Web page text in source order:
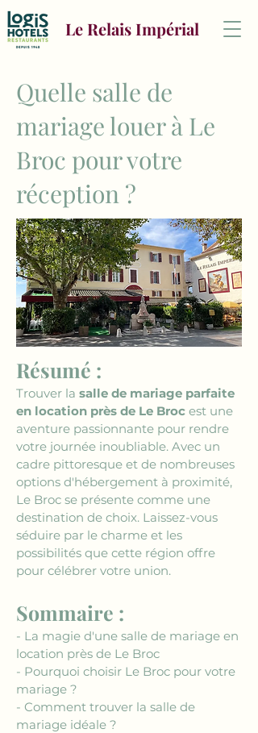
Le Relais Impérial
Quelle salle de
mariage louer à Le
Broc pour votre
réception ?
Résumé :
Trouver la salle de mariage parfaite
en location près de Le Broc est une
aventure passionnante pour rendre
votre journée inoubliable. Avec un
cadre pittoresque et de nombreuses
options d'hébergement à proximité,
Le Broc se présente comme une
destination de choix. Laissez-vous
séduire par le charme et les
possibilités que cette région offre
pour célébrer votre union.
Sommaire :
- La magie d'une salle de mariage en
location près de Le Broc
- Pourquoi choisir Le Broc pour votre
mariage ?
- Comment trouver la salle de
mariage idéale ?